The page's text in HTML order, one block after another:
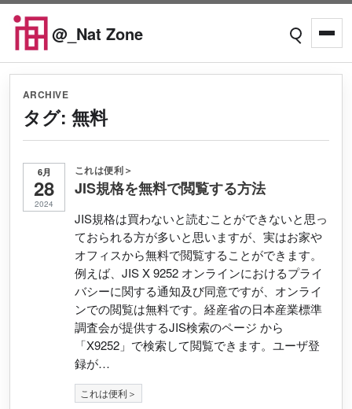
Skip to content
@_Nat Zone Open search
ARCHIVE
タグ: 無料
6月
28
2024
これは便利＞
JIS規格を無料で閲覧する方法
JIS規格は買わないと読むことができないと思っ
ておられる方が多いと思いますが、実はお家や
オフィスから無料で閲覧することができます。
例えば、JIS X 9252 オンラインにおけるプライ
バシーに関する通知及び同意ですが、オンライ
ンでの閲覧は無料です。経産省の日本産業標準
調査会が提供するJIS検索のページ から
「X9252」で検索して閲覧できます。ユーザ登
録が…
これは便利＞